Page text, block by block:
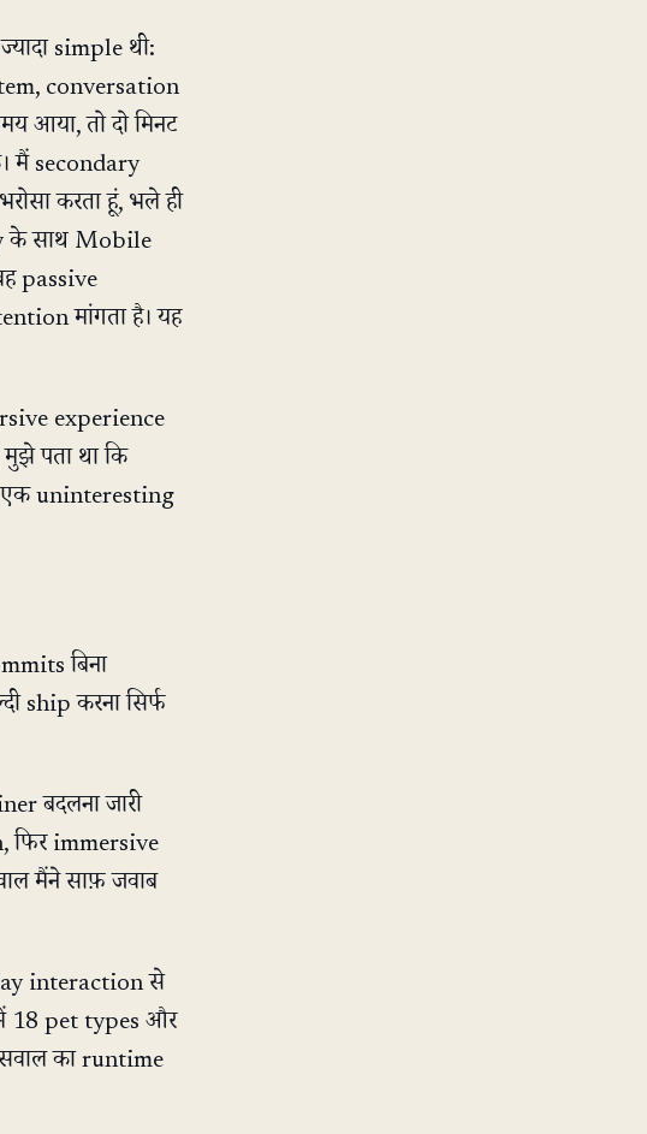
simple थी:
conversation
आया, तो दो मिनट
मैं secondary
करता हूं, भले ही
के साथ Mobile
passive
मांगता है। यह
experience
पता था कि
एक uninteresting
बिना
ship करना सिर्फ
बदलना जारी
फिर immersive
मैंने साफ़ जवाब
interaction से
18 pet types और
सवाल का runtime